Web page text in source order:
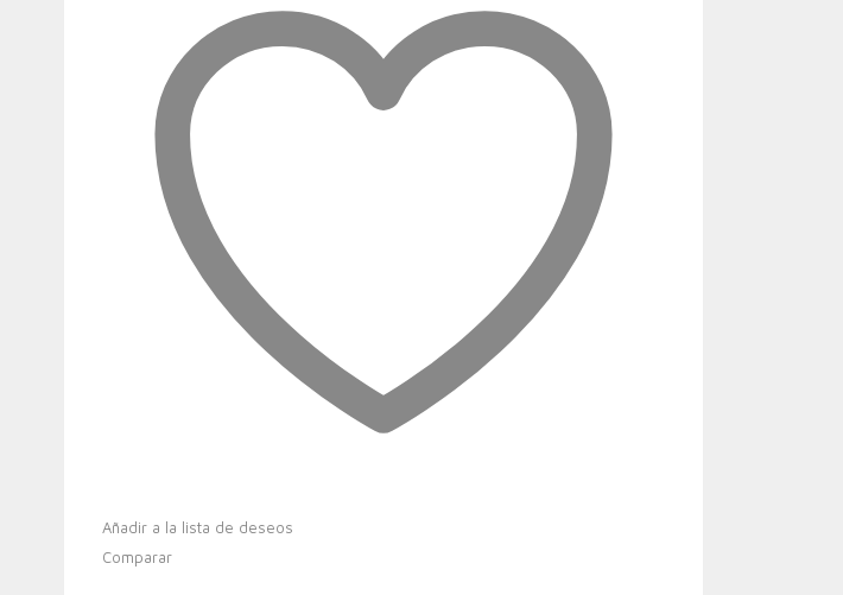
Añadir a la lista de deseos
Comparar